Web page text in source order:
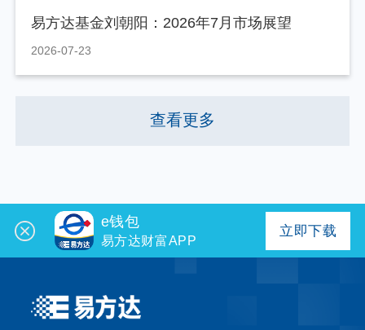
易方达基金刘朝阳：2026年7月市场展望
2026-07-23
查看更多
e钱包
易方达财富APP
立即下载